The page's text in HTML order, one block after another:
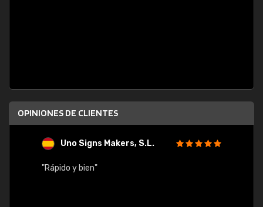
OPINIONES DE CLIENTES
Uno Signs Makers, S.L.
"Rápido y bien"